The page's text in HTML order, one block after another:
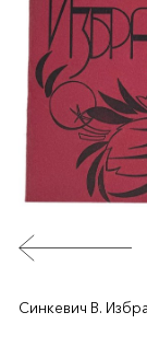
Синкевич В.